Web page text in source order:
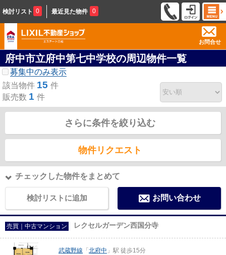
検討リスト 0 最近見た物件 0
お問合せ
府中市立府中第七中学校の周辺物件一覧
募集中のみ表示
該当物件 15 件
販売数 1 件
さらに条件を絞り込む
物件リクエスト
チェックした物件をまとめて
検討リストに追加 お問い合わせ
売買｜中古マンション レクセルガーデン西国分寺
武蔵野線 「 北府中 」駅 徒歩15分